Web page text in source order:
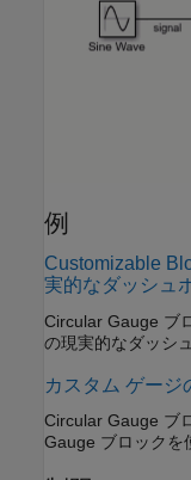
例
Customizable
実的なダッシュ
Circular Gauge ブ
の現実的なダッシ
カスタム ゲージ
Circular Gauge ブ
Gauge ブロックを